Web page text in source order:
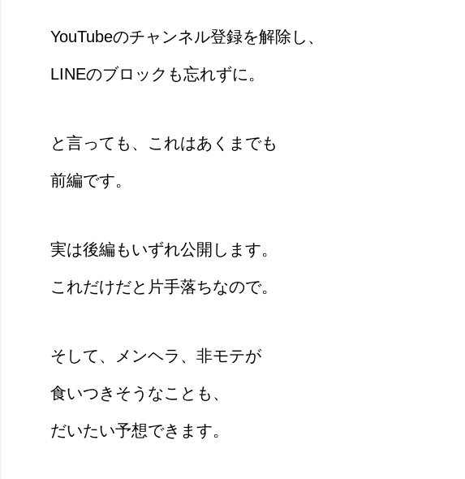
YouTubeのチャンネル登録を解除し、
LINEのブロックも忘れずに。
と言っても、これはあくまでも
前編です。
実は後編もいずれ公開します。
これだけだと片手落ちなので。
そして、メンヘラ、非モテが
食いつきそうなことも、
だいたい予想できます。